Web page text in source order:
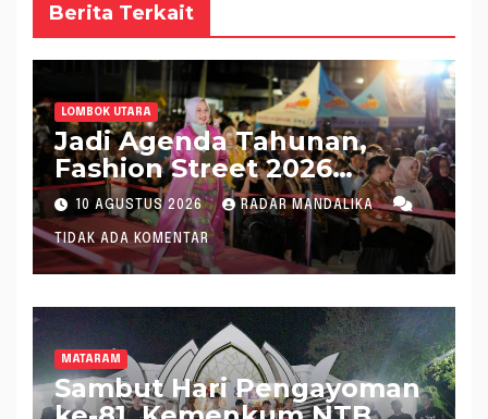
Berita Terkait
LOMBOK UTARA
Jadi Agenda Tahunan,
Fashion Street 2026
Lombok Utara Meriah
10 AGUSTUS 2026 RADAR MANDALIKA
TIDAK ADA KOMENTAR
MATARAM
Sambut Hari Pengayoman